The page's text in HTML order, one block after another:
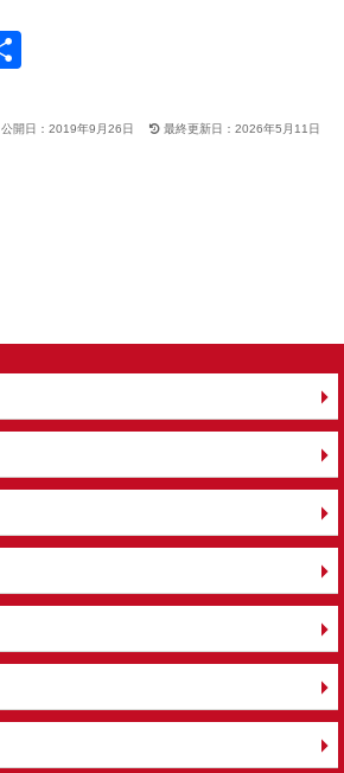
公開日：2019年9月26日 最終更新日：2026年5月11日